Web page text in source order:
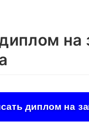
диплом на